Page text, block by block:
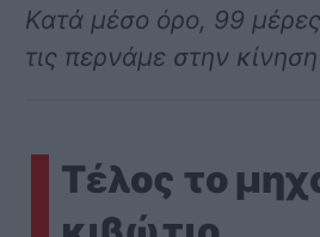
Κατά μέσο όρο, 99
τις περνάμε στην κίνηση
Τέλος το